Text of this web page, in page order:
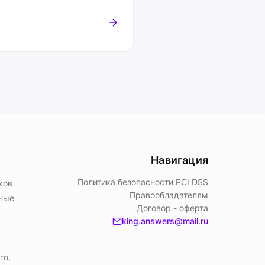
Навигация
Политика безопасности PСI DSS
Правообладателям
Договор - оферта
king.answers@mail.ru